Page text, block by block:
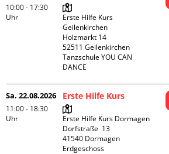
10:00 - 17:30
Uhr
Erste Hilfe Kurs
Geilenkirchen
Holzmarkt 14
52511 Geilenkirchen
Tanzschule YOU CAN
DANCE
Sa. 22.08.2026
11:00 - 18:30
Uhr
Erste Hilfe Kurs
Erste Hilfe Kurs Dormagen
Dorfstraße  13
41540 Dormagen
Erdgeschoss